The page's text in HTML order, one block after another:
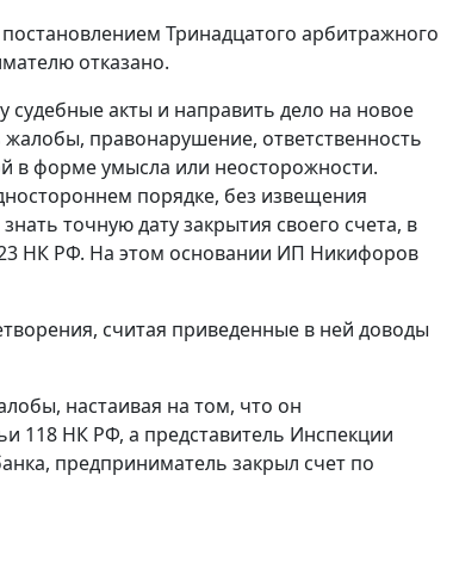
постановлением Тринадцатого арбитражного
отказано.
акты и направить дело на новое
правонарушение, ответственность
в форме умысла или неосторожности.
порядке, без извещения
точную дату закрытия своего счета, в
НК РФ. На этом основании ИП Никифоров
считая приведенные в ней доводы
настаивая на том, что он
118 НК РФ, а представитель Инспекции
предприниматель закрыл счет по